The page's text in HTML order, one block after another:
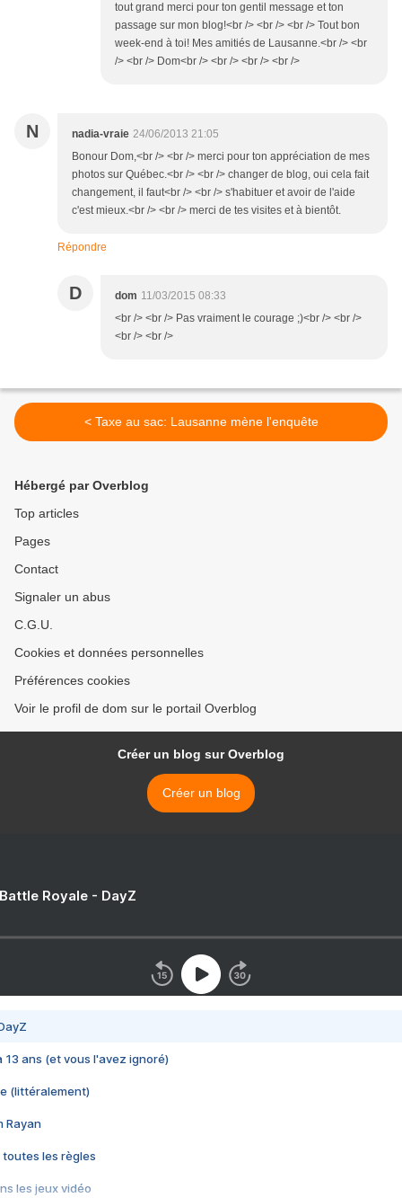
tout grand merci pour ton gentil message et ton
passage sur mon blog!<br /> <br /> <br /> Tout bon
week-end à toi! Mes amitiés de Lausanne.<br /> <br
/> <br /> Dom<br /> <br /> <br /> <br />
N nadia-vraie 24/06/2013 21:05
Bonour Dom,<br /> <br /> merci pour ton appréciation de mes
photos sur Québec.<br /> <br /> changer de blog, oui cela fait
changement, il faut<br /> <br /> s'habituer et avoir de l'aide
c'est mieux.<br /> <br /> merci de tes visites et à bientôt.
Répondre
D dom 11/03/2015 08:33
<br /> <br /> Pas vraiment le courage ;)<br /> <br />
<br /> <br />
< Taxe au sac: Lausanne mène l'enquête
Hébergé par Overblog
Top articles
Pages
Contact
Signaler un abus
C.G.U.
Cookies et données personnelles
Préférences cookies
Voir le profil de dom sur le portail Overblog
Créer un blog sur Overblog
Créer un blog
Royale - DayZ
13 ans (et vous l'avez ignoré)
(littéralement)
Rayan
toutes les règles
les jeux vidéo